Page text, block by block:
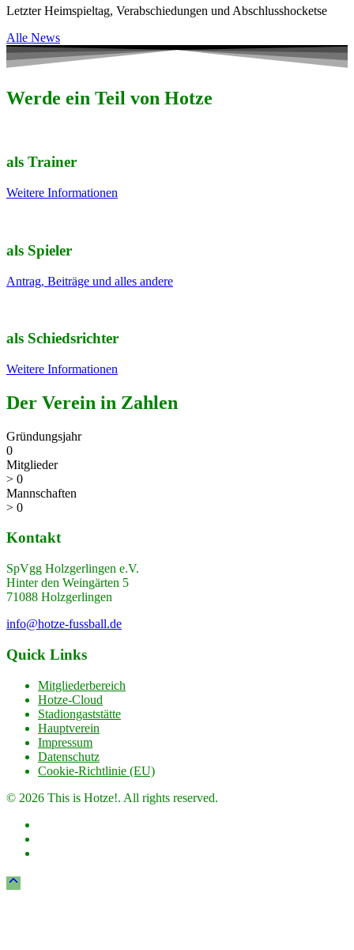
Letzter Heimspieltag, Verabschiedungen und Abschlusshocketse
Alle News
Werde ein Teil von Hotze
als Trainer
Weitere Informationen
als Spieler
Antrag, Beiträge und alles andere
als Schiedsrichter
Weitere Informationen
Der Verein in Zahlen
Gründungsjahr
0
Mitglieder
> 0
Mannschaften
> 0
Kontakt
SpVgg Holzgerlingen e.V.
Hinter den Weingärten 5
71088 Holzgerlingen
info@hotze-fussball.de
Quick Links
Mitgliederbereich
Hotze-Cloud
Stadiongaststätte
Hauptverein
Impressum
Datenschutz
Cookie-Richtlinie (EU)
© 2026 This is Hotze!. All rights reserved.